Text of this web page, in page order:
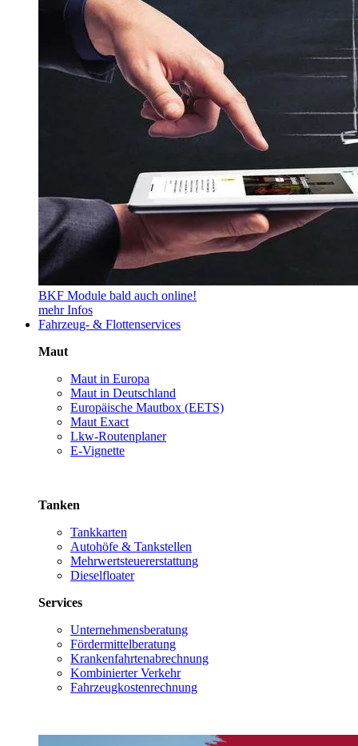
BKF Module bald auch online!
mehr Infos
Fahrzeug- & Flottenservices
Maut
Maut in Europa
Maut in Deutschland
Europäische Mautbox (EETS)
Maut Exact
Lkw-Routenplaner
E-Vignette
Tanken
Tankkarten
Autohöfe & Tankstellen
Mehrwertsteuererstattung
Dieselfloater
Services
Unternehmensberatung
Fördermittelberatung
Krankenfahrtenabrechnung
Kombinierter Verkehr
Fahrzeugkostenrechnung